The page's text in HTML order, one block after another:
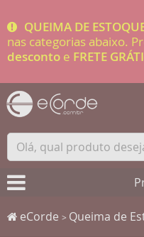
QUEIMA DE
nas categorias abaixo.
desconto e FRETE
eCorde > Queima de